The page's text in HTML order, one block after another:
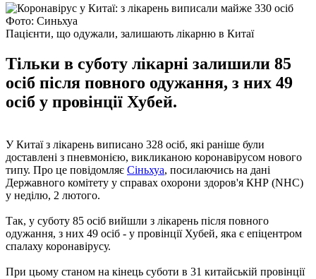
Фото: Синьхуа
Пацієнти, що одужали, залишають лікарню в Китаї
Тільки в суботу лікарні залишили 85
осіб після повного одужання, з них 49
осіб у провінції Хубей.
У Китаї з лікарень виписано 328 осіб, які раніше були
доставлені з пневмонією, викликаною коронавірусом нового
типу. Про це повідомляє Сіньхуа, посилаючись на дані
Державного комітету у справах охорони здоров'я КНР (NHC)
у неділю, 2 лютого.
Так, у суботу 85 осіб вийшли з лікарень після повного
одужання, з них 49 осіб - у провінції Хубей, яка є епіцентром
спалаху коронавірусу.
При цьому станом на кінець суботи в 31 китайській провінції